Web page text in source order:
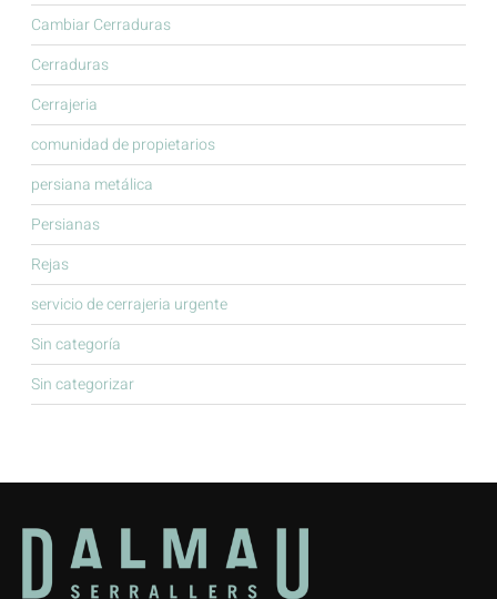
Cambiar Cerraduras
Cerraduras
Cerrajeria
comunidad de propietarios
persiana metálica
Persianas
Rejas
servicio de cerrajeria urgente
Sin categoría
Sin categorizar